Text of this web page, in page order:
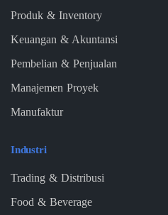
Produk & Inventory
Keuangan & Akuntansi
Pembelian & Penjualan
Manajemen Proyek
Manufaktur
Industri
Trading & Distribusi
Food & Beverage